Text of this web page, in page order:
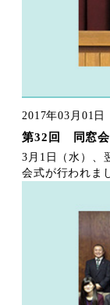
2017年03月01日
第32回 同窓
3月1日（水）、
会式が行われま